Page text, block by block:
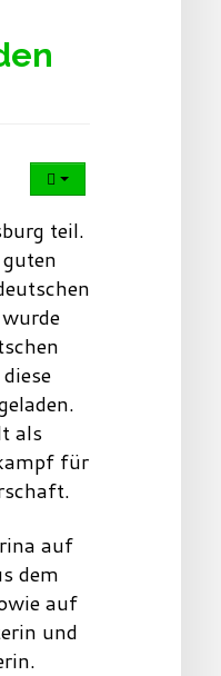
Essen
teil.
als
für
auf
dem
auf
und